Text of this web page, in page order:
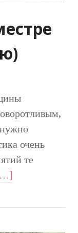
очень
те